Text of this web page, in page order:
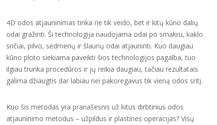
4D odos atjauninimas tinka ne tik veido, bet ir kitų kūno dalių
odai gražinti. Ši technologija naudojama odai po smakru, kaklo
sričiai, pilvo, sėdmenų ir šlaunų odai atjauninti. Kuo daugiau
kūno ploto siekiama paveikti šios technologijos pagalba, tuo
ilgiau trunka procedūros ir jų reikia daugiau, tačiau rezultatais
galima džiaugtis dar labiau nei pakoregavus tik vieną odos sritį.
Kuo šis metodas yra pranašesnis už kitus dirbtinius odos
atjauninimo metodus – užpildus ir plastines operacijas? Visų